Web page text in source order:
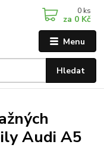
Menu
Hledat
0 ks
za 0 Kč
Audi A5